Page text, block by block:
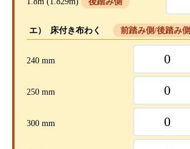
エ） 床付き布わく 前踏み側/後踏み側
240 mm
250 mm
300 mm